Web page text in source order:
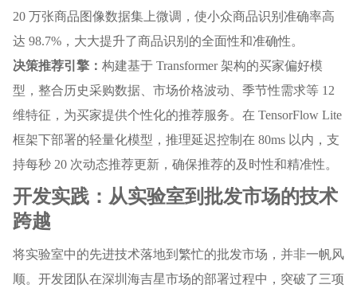
20 万张商品图像数据集上微调，使小众商品识别准确率高
达 98.7%，大大提升了商品识别的全面性和准确性。
决策推荐引擎： 构建基于 Transformer 架构的买家偏好模
型，整合历史采购数据、市场价格波动、季节性需求等 12
维特征，为买家提供个性化的推荐服务。在 TensorFlow Lite
框架下部署的轻量化模型，推理延迟控制在 80ms 以内，支
持每秒 20 次动态推荐更新，确保推荐的及时性和精准性。
开发实践：从实验室到批发市场的技术
跨越
将实验室中的先进技术落地到繁忙的批发市场，并非一帆风
顺。开发团队在深圳海吉星市场的部署过程中，突破了三项